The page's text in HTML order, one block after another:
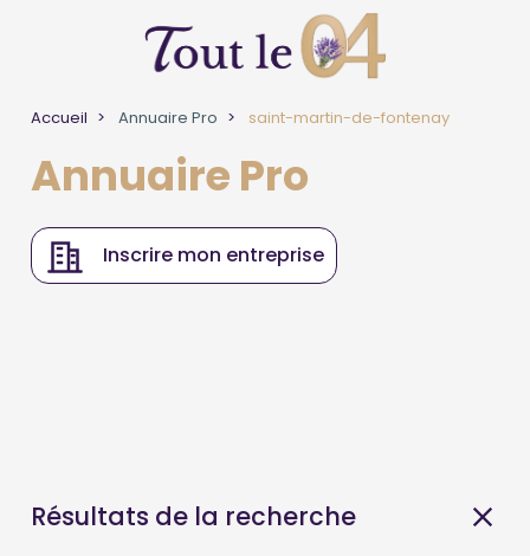
Accueil Annuaire Pro saint-martin-de-fontenay
Annuaire Pro
Inscrire mon entreprise
Résultats de la recherche